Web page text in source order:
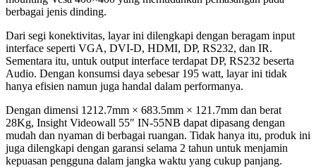
berbagai jenis dinding.
Dari segi konektivitas, layar ini dilengkapi dengan beragam input
interface seperti VGA, DVI-D, HDMI, DP, RS232, dan IR.
Sementara itu, untuk output interface terdapat DP, RS232 beserta
Audio. Dengan konsumsi daya sebesar 195 watt, layar ini tidak
hanya efisien namun juga handal dalam performanya.
Dengan dimensi 1212.7mm × 683.5mm × 121.7mm dan berat
28Kg, Insight Videowall 55″ IN-55NB dapat dipasang dengan
mudah dan nyaman di berbagai ruangan. Tidak hanya itu, produk ini
juga dilengkapi dengan garansi selama 2 tahun untuk menjamin
kepuasan pengguna dalam jangka waktu yang cukup panjang.